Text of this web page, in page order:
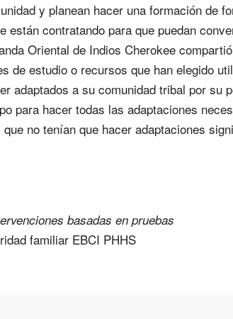
y planean hacer una formación de
están contratando para que puedan
Oriental de Indios Cherokee
de estudio o recursos que han elegido
adaptados a su comunidad tribal por su
para hacer todas las adaptaciones
que no tenían que hacer adaptaciones
basadas en pruebas
familiar EBCI PHHS